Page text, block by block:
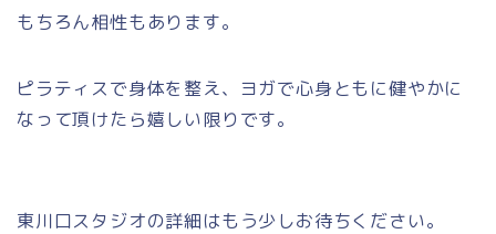
もちろん相性もあります。
ピラティスで身体を整え、ヨガで心身ともに健やかに
なって頂けたら嬉しい限りです。
東川口スタジオの詳細はもう少しお待ちください。